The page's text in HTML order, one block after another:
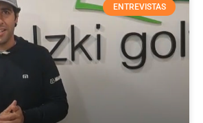
ENTREVISTAS